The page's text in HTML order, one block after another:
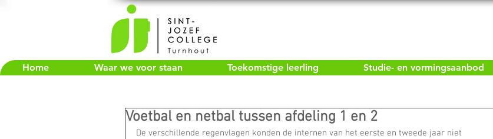
Home Waar we voor staan Toekomstige leerling Studie- en vormingsaanbod
Voetbal en netbal tussen afdeling 1 en 2
De verschillende regenvlagen konden de internen van het eerste en tweede jaar niet